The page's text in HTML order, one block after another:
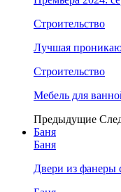
Строительство
Лучшая
Строительство
Мебель для
Предыдущие
Баня
Баня
Двери из фанеры